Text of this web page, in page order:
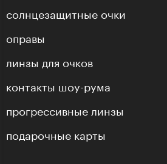
солнцезащитные очки
оправы
линзы для очков
контакты шоу-рума
прогрессивные линзы
подарочные карты